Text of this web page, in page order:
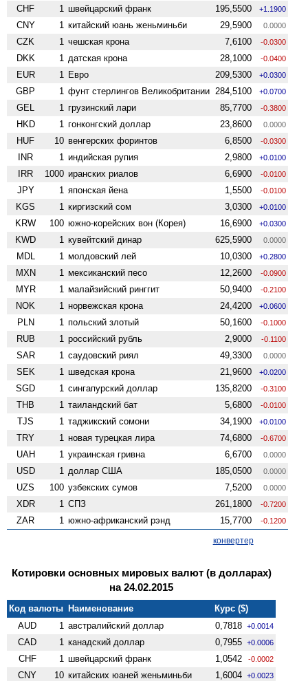
CHF 1 швейцарский франк 195,5500 +1.1900
CNY 1 китайский юань женьминьби 29,5900 0.0000
CZK 1 чешская крона 7,6100 -0.0300
DKK 1 датская крона 28,1000 -0.0400
EUR 1 Евро 209,5300 +0.0300
GBP 1 фунт стерлингов Велико­британии 284,5100 +0.0700
GEL 1 грузинский лари 85,7700 -0.3800
HKD 1 гонконгский доллар 23,8600 0.0000
HUF 10 венгерских форинтов 6,8500 -0.0300
INR 1 индийская рупия 2,9800 +0.0100
IRR 1000 иранских риалов 6,6900 -0.0100
JPY 1 японская йена 1,5500 -0.0100
KGS 1 киргизский сом 3,0300 +0.0100
KRW 100 южно-корейских вон (Корея) 16,6900 +0.0300
KWD 1 кувейтский динар 625,5900 0.0000
MDL 1 молдовский лей 10,0300 +0.2800
MXN 1 мексиканский песо 12,2600 -0.0900
MYR 1 малайзийский ринггит 50,9400 -0.2100
NOK 1 норвежская крона 24,4200 +0.0600
PLN 1 польский злотый 50,1600 -0.1000
RUB 1 российский рубль 2,9000 -0.1100
SAR 1 саудовский риял 49,3300 0.0000
SEK 1 шведская крона 21,9600 +0.0200
SGD 1 сингапурский доллар 135,8200 -0.3100
THB 1 таиландский бат 5,6800 -0.0100
TJS 1 таджикский сомони 34,1900 +0.0100
TRY 1 новая турецкая лира 74,6800 -0.6700
UAH 1 украинская гривна 6,6700 0.0000
USD 1 доллар США 185,0500 0.0000
UZS 100 узбекских сумов 7,5200 0.0000
XDR 1 СПЗ 261,1800 -0.7200
ZAR 1 южно-африканский рэнд 15,7700 -0.1200
конвертер
Котировки основных мировых валют (в долларах)
на 24.02.2015
Код валюты Наименование
Курс ($)
AUD
1 австралийский доллар 0,7818 +0.0014
CAD 1 канадский доллар 0,7955 +0.0006
CHF 1 швейцарский франк 1,0542 -0.0002
CNY 10 китайских юаней женьминьби 1,6004 +0.0023